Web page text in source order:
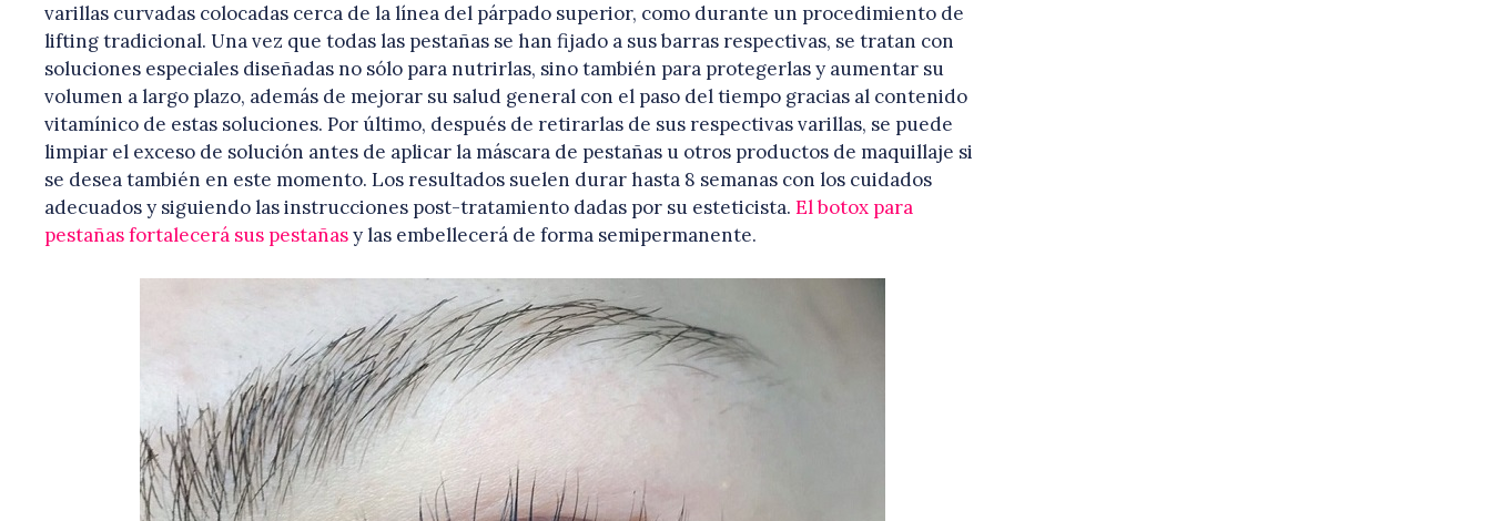
varillas curvadas colocadas cerca de la línea del párpado superior, como durante un procedimiento de
lifting tradicional. Una vez que todas las pestañas se han fijado a sus barras respectivas, se tratan con
soluciones especiales diseñadas no sólo para nutrirlas, sino también para protegerlas y aumentar su
volumen a largo plazo, además de mejorar su salud general con el paso del tiempo gracias al contenido
vitamínico de estas soluciones. Por último, después de retirarlas de sus respectivas varillas, se puede
limpiar el exceso de solución antes de aplicar la máscara de pestañas u otros productos de maquillaje si
se desea también en este momento. Los resultados suelen durar hasta 8 semanas con los cuidados
adecuados y siguiendo las instrucciones post-tratamiento dadas por su esteticista. El botox para
pestañas fortalecerá sus pestañasy las embellecerá de forma semipermanente.